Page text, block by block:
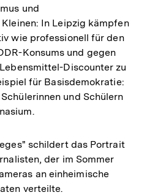
und
In Leipzig kämpfen
wie professionell für den
Konsums und gegen
Discounter zu
für Basisdemokratie:
und Schülern
schildert das Portrait
der im Sommer
an einheimische
verteilte.